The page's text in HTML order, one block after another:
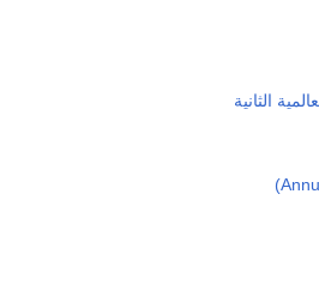
الثانية